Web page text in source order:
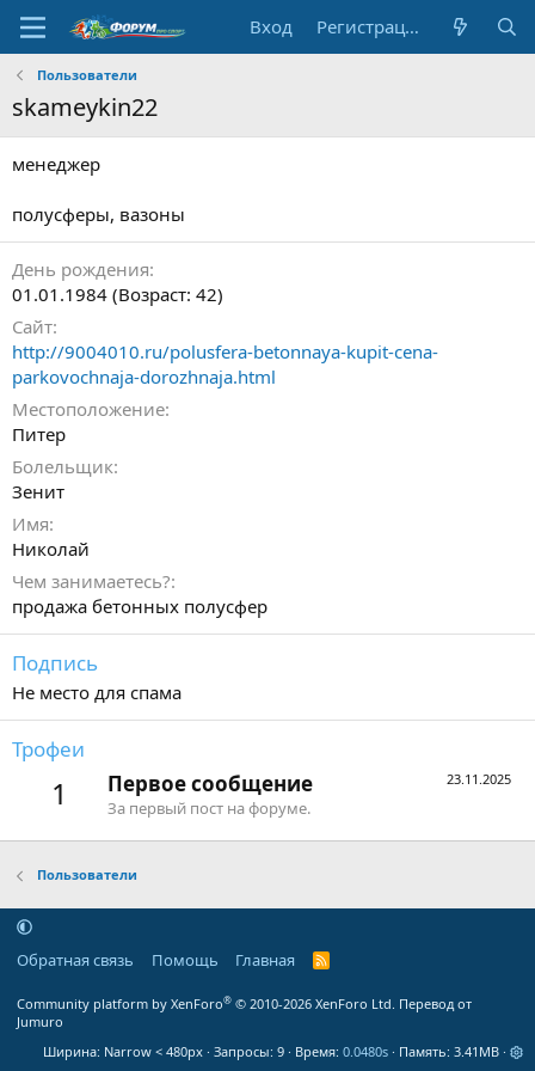
Вход Регистрация
Пользователи
skameykin22
менеджер
полусферы, вазоны
День рождения
01.01.1984 (Возраст: 42)
Сайт
http://9004010.ru/polusfera-betonnaya-kupit-cena-
parkovochnaja-dorozhnaja.html
Местоположение
Питер
Болельщик
Зенит
Имя
Николай
Чем занимаетесь?
продажа бетонных полусфер
Подпись
Не место для спама
Трофеи
1 23.11.2025
Первое сообщение
За первый пост на форуме.
Пользователи
Обратная связь Помощь Главная
R
Community platform by XenForo® © 2010-2026 XenForo Ltd. Перевод от
Jumuro
Ширина
Запросы 9 Время 0.0480s Память 3.41MB